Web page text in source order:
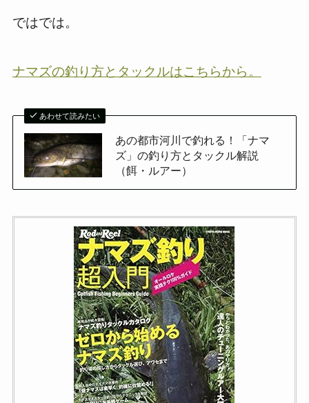
ではでは。
ナマズの釣り方とタックルはこちらから。
あわせて読みたい
あの都市河川で釣れる！「ナマ
ズ」の釣り方とタックル解説
（餌・ルアー）